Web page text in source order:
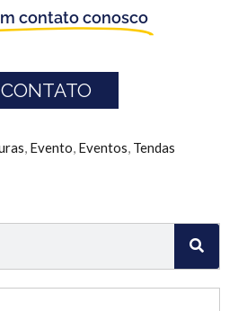
contato conosco
CONTATO
, Evento, Eventos, Tendas